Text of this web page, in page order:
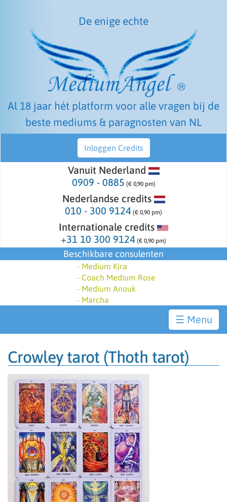
De enige echte
Al 18 jaar hét platform voor alle vragen bij de
beste mediums & paragnosten van NL
Inloggen Credits
Vanuit Nederland
0909 - 0885 (€ 0,90 pm)
Nederlandse credits
010 - 300 9124 (€ 0,90 pm)
Internationale credits
+31 10 300 9124 (€ 0,90 pm)
Beschikbare consulenten
- Medium Kira
- Coach Medium Rose
- Medium Anouk
- Marcha
☰
Crowley tarot (Thoth tarot)